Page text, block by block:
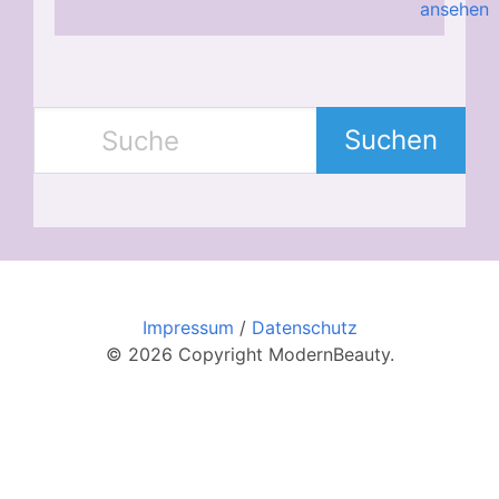
ansehen
Suchen
Impressum / Datenschutz
© 2026 Copyright ModernBeauty.